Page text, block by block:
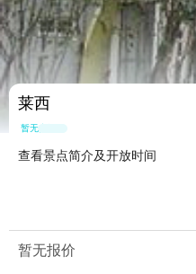
莱西
暂无点评
查看景点简介及开放时间
暂无报价